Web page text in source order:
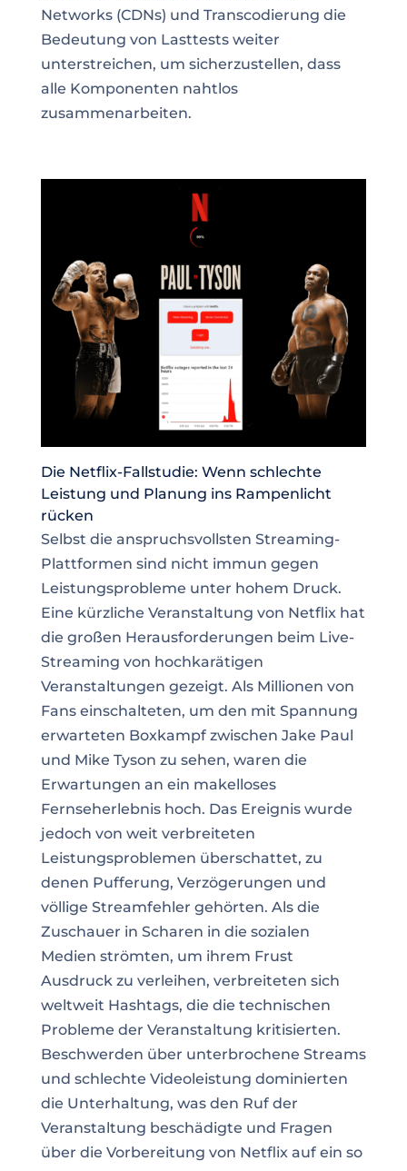
Networks (CDNs) und Transcodierung die
Bedeutung von Lasttests weiter
unterstreichen, um sicherzustellen, dass
alle Komponenten nahtlos
zusammenarbeiten.
Die Netflix-Fallstudie: Wenn schlechte
Leistung und Planung ins Rampenlicht
rücken
Selbst die anspruchsvollsten Streaming-
Plattformen sind nicht immun gegen
Leistungsprobleme unter hohem Druck.
Eine kürzliche Veranstaltung von Netflix hat
die großen Herausforderungen beim Live-
Streaming von hochkarätigen
Veranstaltungen gezeigt. Als Millionen von
Fans einschalteten, um den mit Spannung
erwarteten Boxkampf zwischen Jake Paul
und Mike Tyson zu sehen, waren die
Erwartungen an ein makelloses
Fernseherlebnis hoch. Das Ereignis wurde
jedoch von weit verbreiteten
Leistungsproblemen überschattet, zu
denen Pufferung, Verzögerungen und
völlige Streamfehler gehörten. Als die
Zuschauer in Scharen in die sozialen
Medien strömten, um ihrem Frust
Ausdruck zu verleihen, verbreiteten sich
weltweit Hashtags, die die technischen
Probleme der Veranstaltung kritisierten.
Beschwerden über unterbrochene Streams
und schlechte Videoleistung dominierten
die Unterhaltung, was den Ruf der
Veranstaltung beschädigte und Fragen
über die Vorbereitung von Netflix auf ein so